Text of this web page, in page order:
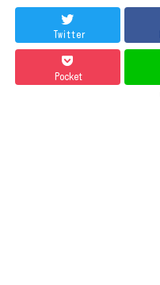
Twitter
Pocket